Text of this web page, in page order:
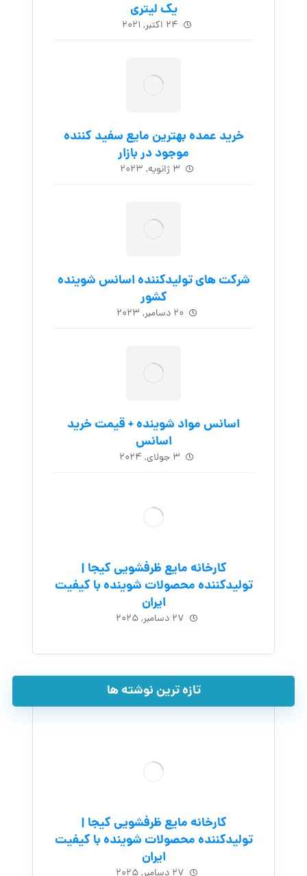
یک لیتری
۲۴ اکتبر, ۲۰۲۱
خرید عمده بهترین مایع سفید کننده
موجود در بازار
۳ ژانویه, ۲۰۲۳
شرکت های تولیدکننده اسانس شوینده
کشور
۲۰ دسامبر, ۲۰۲۳
اسانس مواد شوینده + قیمت خرید
اسانس
۳ جولای, ۲۰۲۴
کارخانه مایع ظرفشویی کیجا |
تولیدکننده محصولات شوینده با کیفیت
ایران
۲۷ دسامبر, ۲۰۲۵
تازه ترین نوشته ها
کارخانه مایع ظرفشویی کیجا |
تولیدکننده محصولات شوینده با کیفیت
ایران